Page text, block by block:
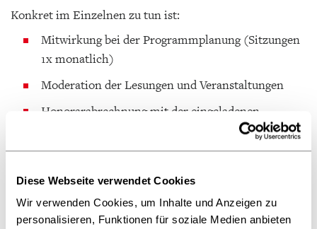
Diese Webseite verwendet Cookies
Wir verwenden Cookies, um Inhalte und Anzeigen zu
personalisieren, Funktionen für soziale Medien anbieten
Konkret im Einzelnen zu tun ist:
Mitwirkung bei der Programmplanung (Sitzungen
1x monatlich)
Moderation der Lesungen und Veranstaltungen
Honorarabrechnung mit der eingeladenen
Autorin/dem eingeladenen Autor, Kassendienst
und Abrechnung des Eintritts, abendliche
Lesungen/Veranstaltungen
Social Media-Aktionen